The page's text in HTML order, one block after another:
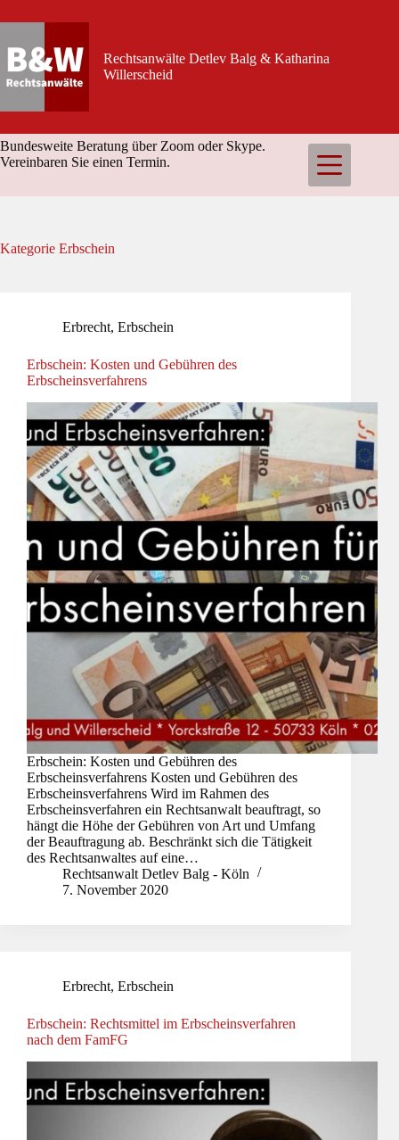
Inhalt
Rechtsanwälte Detlev Balg & Katharina
Willerscheid
Bundesweite Beratung über Zoom oder Skype.
Vereinbaren Sie einen Termin.
Kategorie Erbschein
Erbrecht, Erbschein
Erbschein: Kosten und Gebühren des
Erbscheinsverfahrens
Erbschein: Kosten und Gebühren des
Erbscheinsverfahrens Kosten und Gebühren des
Erbscheinsverfahrens Wird im Rahmen des
Erbscheinsverfahren ein Rechtsanwalt beauftragt, so
hängt die Höhe der Gebühren von Art und Umfang
der Beauftragung ab. Beschränkt sich die Tätigkeit
des Rechtsanwaltes auf eine…
Rechtsanwalt Detlev Balg - Köln
7. November 2020
Erbrecht, Erbschein
Erbschein: Rechtsmittel im Erbscheinsverfahren
nach dem FamFG